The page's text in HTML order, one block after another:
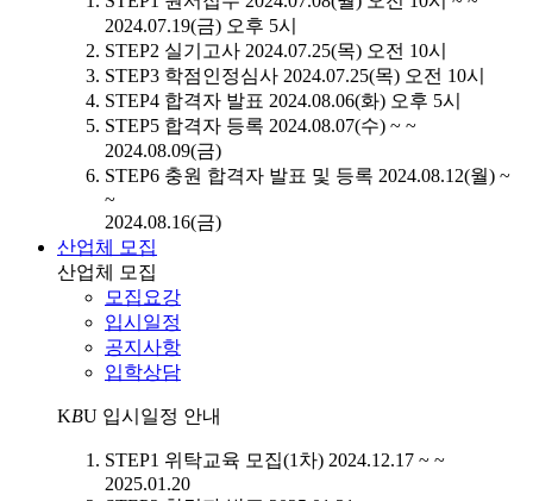
2024.07.19(금) 오후 5시
STEP2 실기고사 2024.07.25(목) 오전 10시
STEP3 학점인정심사 2024.07.25(목) 오전 10시
STEP4 합격자 발표 2024.08.06(화) 오후 5시
STEP5 합격자 등록 2024.08.07(수) ~ ~
2024.08.09(금)
STEP6 충원 합격자 발표 및 등록 2024.08.12(월) ~
~
2024.08.16(금)
산업체 모집
산업체 모집
모집요강
입시일정
공지사항
입학상담
KBU 입시일정 안내
STEP1 위탁교육 모집(1차) 2024.12.17 ~ ~
2025.01.20